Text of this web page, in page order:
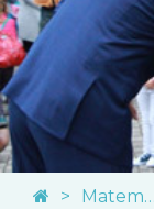
Matematika